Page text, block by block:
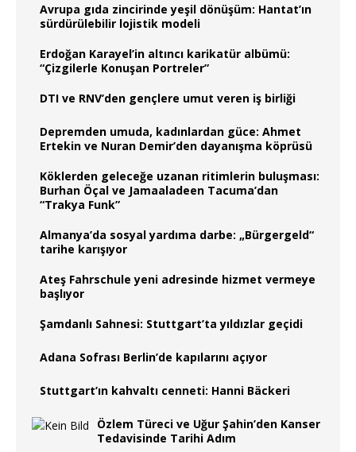
Avrupa gıda zincirinde yeşil dönüşüm: Hantat’ın
sürdürülebilir lojistik modeli
Erdoğan Karayel’in altıncı karikatür albümü:
“Çizgilerle Konuşan Portreler”
DTI ve RNV’den gençlere umut veren iş birliği
Depremden umuda, kadınlardan güce: Ahmet
Ertekin ve Nuran Demir’den dayanışma köprüsü
Köklerden geleceğe uzanan ritimlerin buluşması:
Burhan Öçal ve Jamaaladeen Tacuma’dan
“Trakya Funk”
Almanya’da sosyal yardıma darbe: „Bürgergeld“
tarihe karışıyor
Ateş Fahrschule yeni adresinde hizmet vermeye
başlıyor
Şamdanlı Sahnesi: Stuttgart’ta yıldızlar geçidi
Adana Sofrası Berlin’de kapılarını açıyor
Stuttgart’ın kahvaltı cenneti: Hanni Bäckeri
Özlem Türeci ve Uğur Şahin’den Kanser
Tedavisinde Tarihi Adım